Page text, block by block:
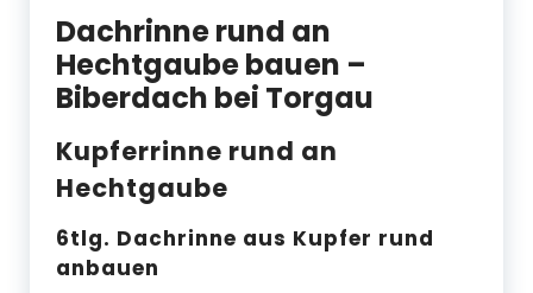
Dachrinne rund an
Hechtgaube bauen –
Biberdach bei Torgau
Kupferrinne rund an
Hechtgaube
6tlg. Dachrinne aus Kupfer rund
anbauen